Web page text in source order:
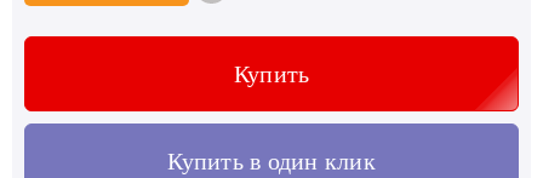
Купить
Купить в один клик